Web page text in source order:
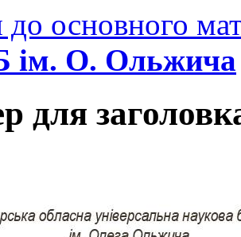
основного
О. Ольжича
для